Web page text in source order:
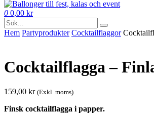
0 0,00 kr
Hem Party­­produkter Cocktail­flaggor
Cocktailflagga –
159,00 kr (Exkl. moms)
Finsk cocktailflagga i papper.